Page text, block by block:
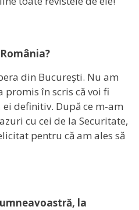
din București. Nu am
promis în scris că voi fi
definitiv. După ce m-am
cu cei de la Securitate,
pentru că am ales să
la